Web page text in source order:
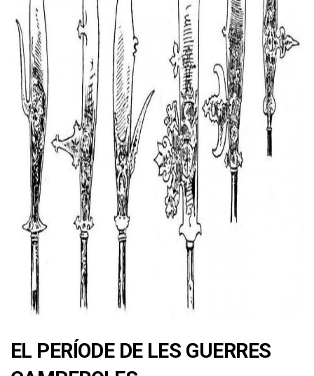
ad
EL PERÍODE DE LES GUERRES